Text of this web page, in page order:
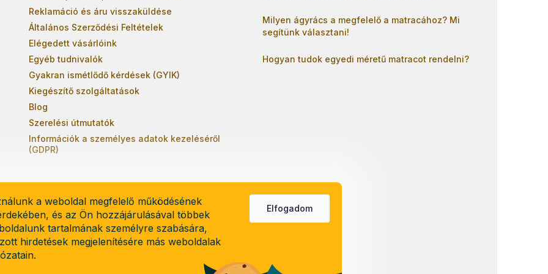
a weboldal megfelelő működésének
és az Ön hozzájárulásával többek
tartalmának személyre szabására,
hirdetések megjelenítésére más weboldalak
Elfogadom
Reklamáció és áru visszaküldése
Általános Szerződési Feltételek
Elégedett vásárlóink
Egyéb tudnivalók
Gyakran ismétlődő kérdések (GYIK)
Kiegészítő szolgáltatások
Blog
Szerelési útmutatók
Információk a személyes adatok kezeléséről
(GDPR)
Milyen ágyrács a megfelelő a matracához? Mi
segítünk választani!
Hogyan tudok egyedi méretű matracot rendelni?